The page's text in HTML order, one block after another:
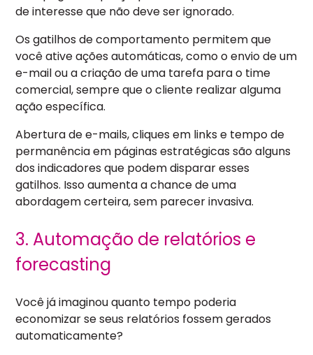
de interesse que não deve ser ignorado.
Os gatilhos de comportamento permitem que
você ative ações automáticas, como o envio de um
e-mail ou a criação de uma tarefa para o time
comercial, sempre que o cliente realizar alguma
ação específica.
Abertura de e-mails, cliques em links e tempo de
permanência em páginas estratégicas são alguns
dos indicadores que podem disparar esses
gatilhos. Isso aumenta a chance de uma
abordagem certeira, sem parecer invasiva.
3. Automação de relatórios e
forecasting
Você já imaginou quanto tempo poderia
economizar se seus relatórios fossem gerados
automaticamente?